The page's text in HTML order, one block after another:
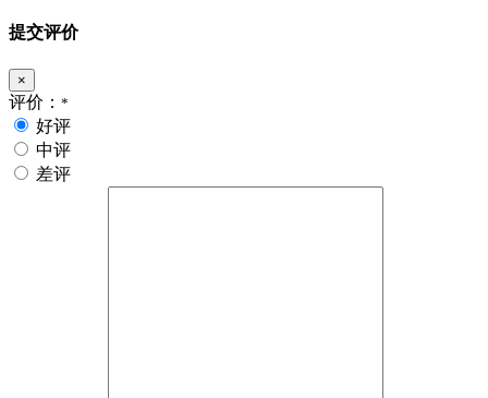
提交评价
×
评价： *
好评
中评
差评